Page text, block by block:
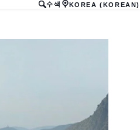
수색 KOREA (KOREAN)